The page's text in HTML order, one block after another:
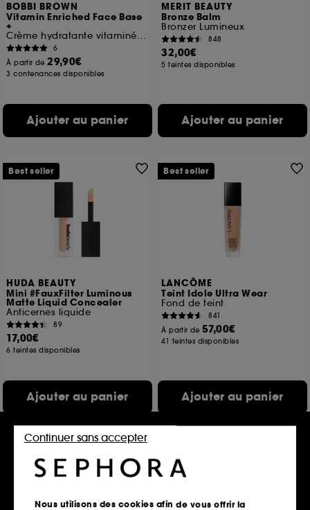
BOBBI BROWN
Vitamin Enriched Face Base
+
Crème hydratante vitaminée & base de maquillage
6
À partir de29,90€
3 contenances disponibles
Ajouter au panier
MERIT BEAUTY
Bronze Balm
Bronzer Lumineux
848
32,00€
5 teintes disponibles
Ajouter au panier
HUDA BEAUTY
Mini #FauxFilter Luminous
Matte Liquid Concealer
Anticernes liquide
89
17,00€
6 teintes disponibles
Ajouter au panier
Best seller
LANCÔME
Teint Idole Ultra Wear
Fond de teint
841
À partir de57,00€
41 teintes disponibles
Ajouter au panier
Best seller
Nous utilisons des cookies afin de vous offrir la
Continuer sans accepter